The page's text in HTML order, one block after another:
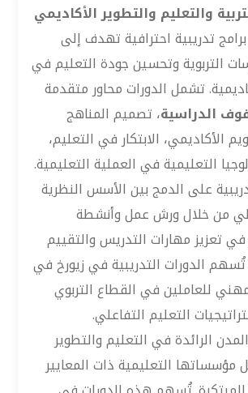
والتعليم والتطوير الأكاديمي
تدريبية احترافية تهدف إلى
التربوية وتحسين جودة التعليم في
تشمل الدورات محاور متقدمة
الدراسية، تصميم المناهج
الأكاديمي، الابتكار في التعليم،
التعليمية في العملية التعليمية.
على الدمج بين الأسس النظرية
من خلال ورش عمل وأنشطة
تعزيز مهارات التدريس والتقييم
تُسهم الدورات التدريبية في زيورخ في
للعاملين في القطاع التربوي
التعليم التفاعلي.
الرائدة في التعليم والتطوير
مؤسساتها التعليمية ذات المعايير